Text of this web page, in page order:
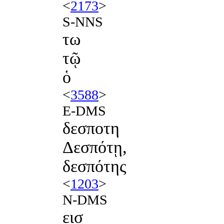
<2173>
S-NNS
τω
τῷ
ὁ
<3588>
E-DMS
δεσποτη
Δεσπότῃ,
δεσπότης
<1203>
N-DMS
εισ